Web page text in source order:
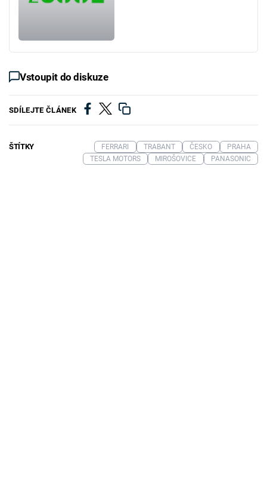
Vstoupit do diskuze
SDÍLEJTE ČLÁNEK
ŠTÍTKY FERRARI TRABANT ČESKO
PRAHA
TESLA MOTORS
MIROŠOVICE PANASONIC